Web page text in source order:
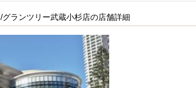
ランツリー武蔵小杉店の店舗詳細